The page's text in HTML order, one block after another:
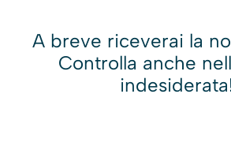
A breve riceverai la
Controlla anche